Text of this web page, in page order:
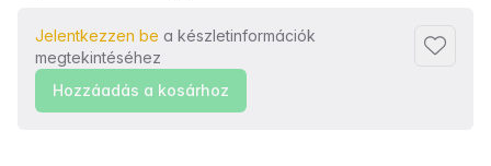
Jelentkezzen be a készletinformációk
megtekintéséhez
Hozzáadás a kosárhoz